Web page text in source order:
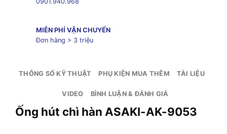
MIỄN PHÍ VẬN CHUYỂN
Đơn hàng > 3 triệu
THÔNG SỐ KỸ THUẬT PHỤ KIỆN MUA THÊM TÀI LIỆU
VIDEO BÌNH LUẬN & ĐÁNH GIÁ
Ống hút chì hàn ASAKI-AK-9053